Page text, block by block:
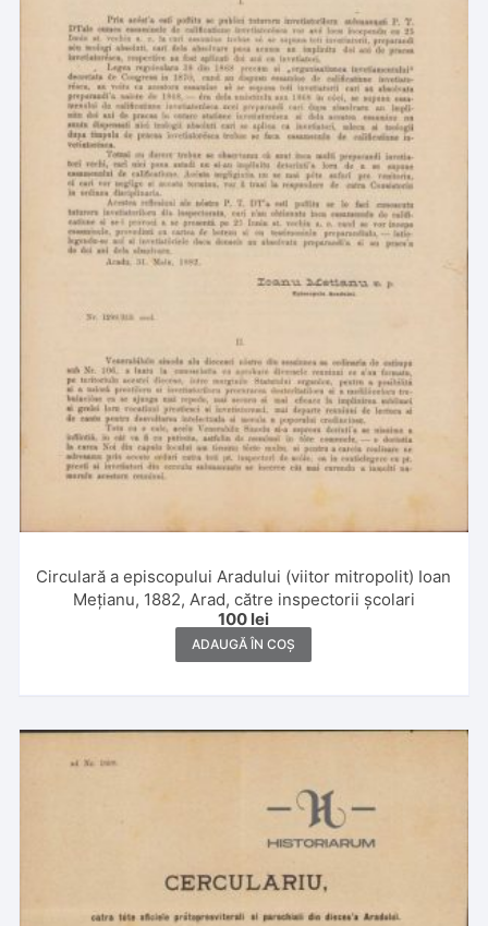
Circulară a episcopului Aradului (viitor mitropolit) Ioan
Mețianu, 1882, Arad, către inspectorii școlari
100 lei
ADAUGĂ ÎN COȘ